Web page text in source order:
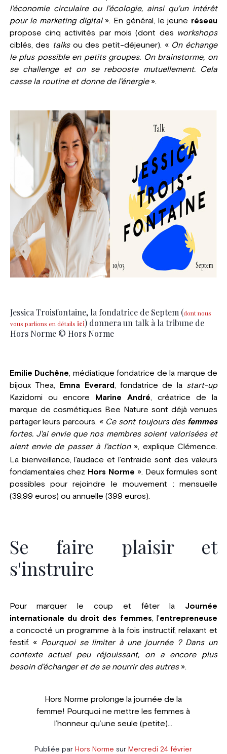
l'économie circulaire ou l'écologie, ainsi qu'un intérêt
pour le marketing digital». En général, le jeune réseau
propose cinq activités par mois (dont des
workshops
ciblés, des talksou des petit-déjeuner). «On échange
le plus possible en petits groupes. On brainstorme, on
se challenge et on se rebooste mutuellement. Cela
casse la routine et donne de l'énergie».
Jessica Troisfontaine, la fondatrice de Septem (dont nous
vous parlions en détails ici) donnera un talk à la tribune de
Hors Norme © Hors Norme
Emilie Duchêne, médiatique fondatrice de la marque de
bijoux Thea,
Emna Everard , fondatrice de la start-up
Kazidomi ou encore
Marine André, créatrice de la
marque de cosmétiques Bee Nature sont déjà venues
partager leurs parcours. « Ce sont toujours desfemmes
fortes. J'ai envie que nos membres soient valorisées et
aient envie de passer à l'action », explique Clémence.
La bienveillance, l'audace et l'entraide sont des valeurs
fondamentales chez Hors Norme ». Deux formules sont
possibles pour rejoindre le mouvement : mensuelle
(39,99 euros) ou annuelle (399 euros).
Se faire plaisir et
s'instruire
Pour marquer le coup et fêter la Journée
internationale du droit des femmes, l'entrepreneuse
a concocté un programme à la fois instructif, relaxant et
festif. « Pourquoi se limiter à une journée ? Dans un
contexte actuel peu réjouissant, on a encore plus
besoin d'échanger et de se nourrir des autres».
Hors Norme prolonge la journée de la
femme! Pourquoi ne mettre les femmes à
l’honneur qu’une seule (petite)...
Publiée par Hors Norme sur Mercredi 24 février